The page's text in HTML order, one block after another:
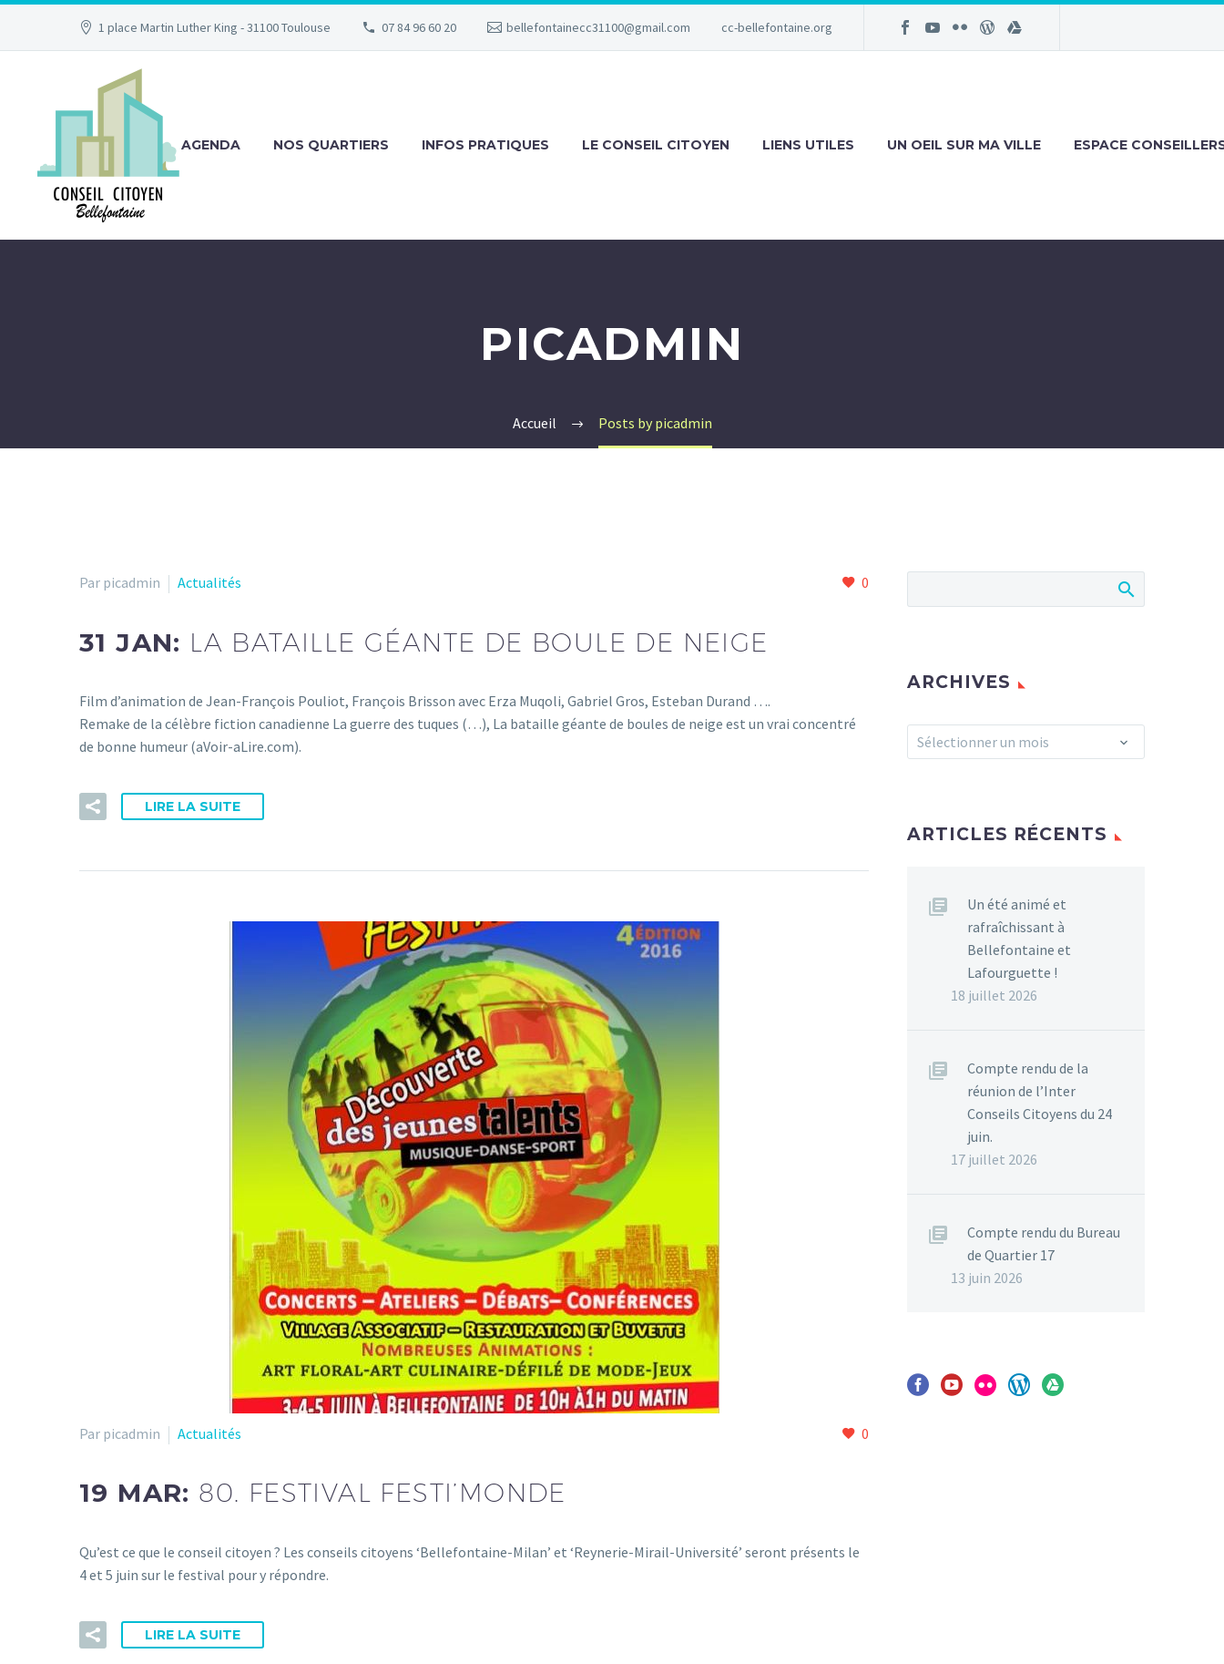
1 place Martin Luther King - 31100 Toulouse 07 84 96 60 20 bellefontainecc31100@gmail.com cc-bellefontaine.org
AGENDA NOS QUARTIERS INFOS PRATIQUES LE CONSEIL CITOYEN LIENS UTILES UN OEIL SUR MA VILLE ESPACE
PICADMIN
Accueil Posts by picadmin
0
Par picadmin Actualités
31 JAN: LA BATAILLE GÉANTE DE BOULE DE NEIGE
Film d’animation de Jean-François Pouliot, François Brisson avec Erza Muqoli, Gabriel Gros, Esteban Durand ….
Remake de la célèbre fiction canadienne La guerre des tuques (…), La bataille géante de boules de neige est un vrai concentré
de bonne humeur (aVoir-aLire.com).
LIRE LA SUITE
0
Par picadmin Actualités
19 MAR: 80. FESTIVAL FESTI’MONDE
Qu’est ce que le conseil citoyen ? Les conseils citoyens ‘Bellefontaine-Milan’ et ‘Reynerie-Mirail-Université’ seront présents le
4 et 5 juin sur le festival pour y répondre.
LIRE LA SUITE
ARCHIVES
Archives
Sélectionner un mois
ARTICLES RÉCENTS
Un été animé et
rafraîchissant à
Bellefontaine et
Lafourguette !
18 juillet 2026
Compte rendu de la
réunion de l’Inter
Conseils Citoyens du 24
juin.
17 juillet 2026
Compte rendu du Bureau
de Quartier 17
13 juin 2026